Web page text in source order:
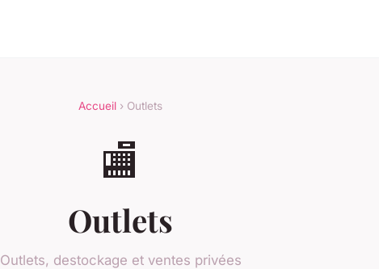
Accueil › Outlets
🏬
Outlets
Outlets, destockage et ventes privées